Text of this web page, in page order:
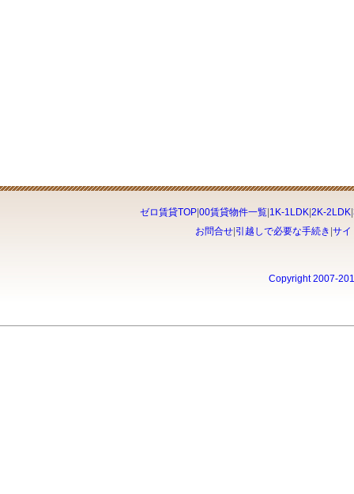
ゼロ賃貸TOP| 00賃貸物件一覧| 1K-1LDK| 2K-2LDK|
お問合せ 引越しで必要な手続き サイ
Copyright 2007-